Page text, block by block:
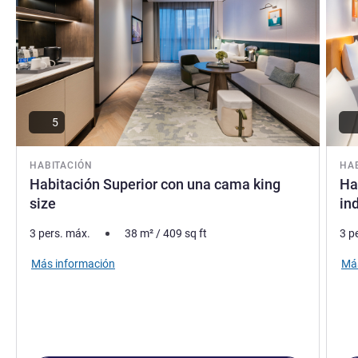
HABITACIÓN
Habitación Superior con una cama king
size
5
3 pers. máx. 38 m²/409 sq ft
Más información
3